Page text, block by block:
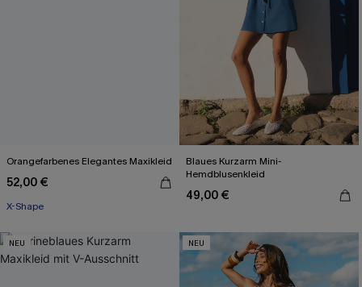
Orangefarbenes Elegantes Maxikleid
52,00 €
X-Shape
Blaues Kurzarm Mini-
Hemdblusenkleid
49,00 €
NEU NEU